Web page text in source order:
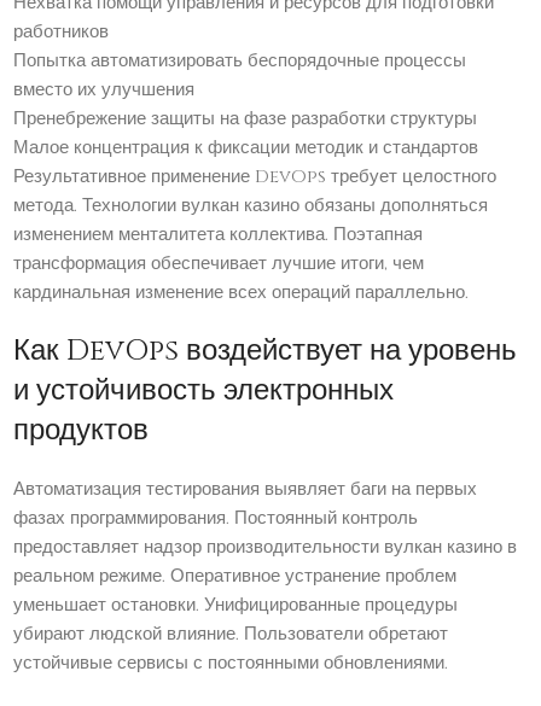
работников
Попытка автоматизировать беспорядочные процессы
вместо их улучшения
Пренебрежение защиты на фазе разработки структуры
Малое концентрация к фиксации методик и стандартов
Результативное применение DevOps требует целостного
метода. Технологии вулкан казино обязаны дополняться
изменением менталитета коллектива. Поэтапная
трансформация обеспечивает лучшие итоги, чем
кардинальная изменение всех операций параллельно.
Как DevOps воздействует на уровень
и устойчивость электронных
продуктов
Автоматизация тестирования выявляет баги на первых
фазах программирования. Постоянный контроль
предоставляет надзор производительности вулкан казино в
реальном режиме. Оперативное устранение проблем
уменьшает остановки. Унифицированные процедуры
убирают людской влияние. Пользователи обретают
устойчивые сервисы с постоянными обновлениями.